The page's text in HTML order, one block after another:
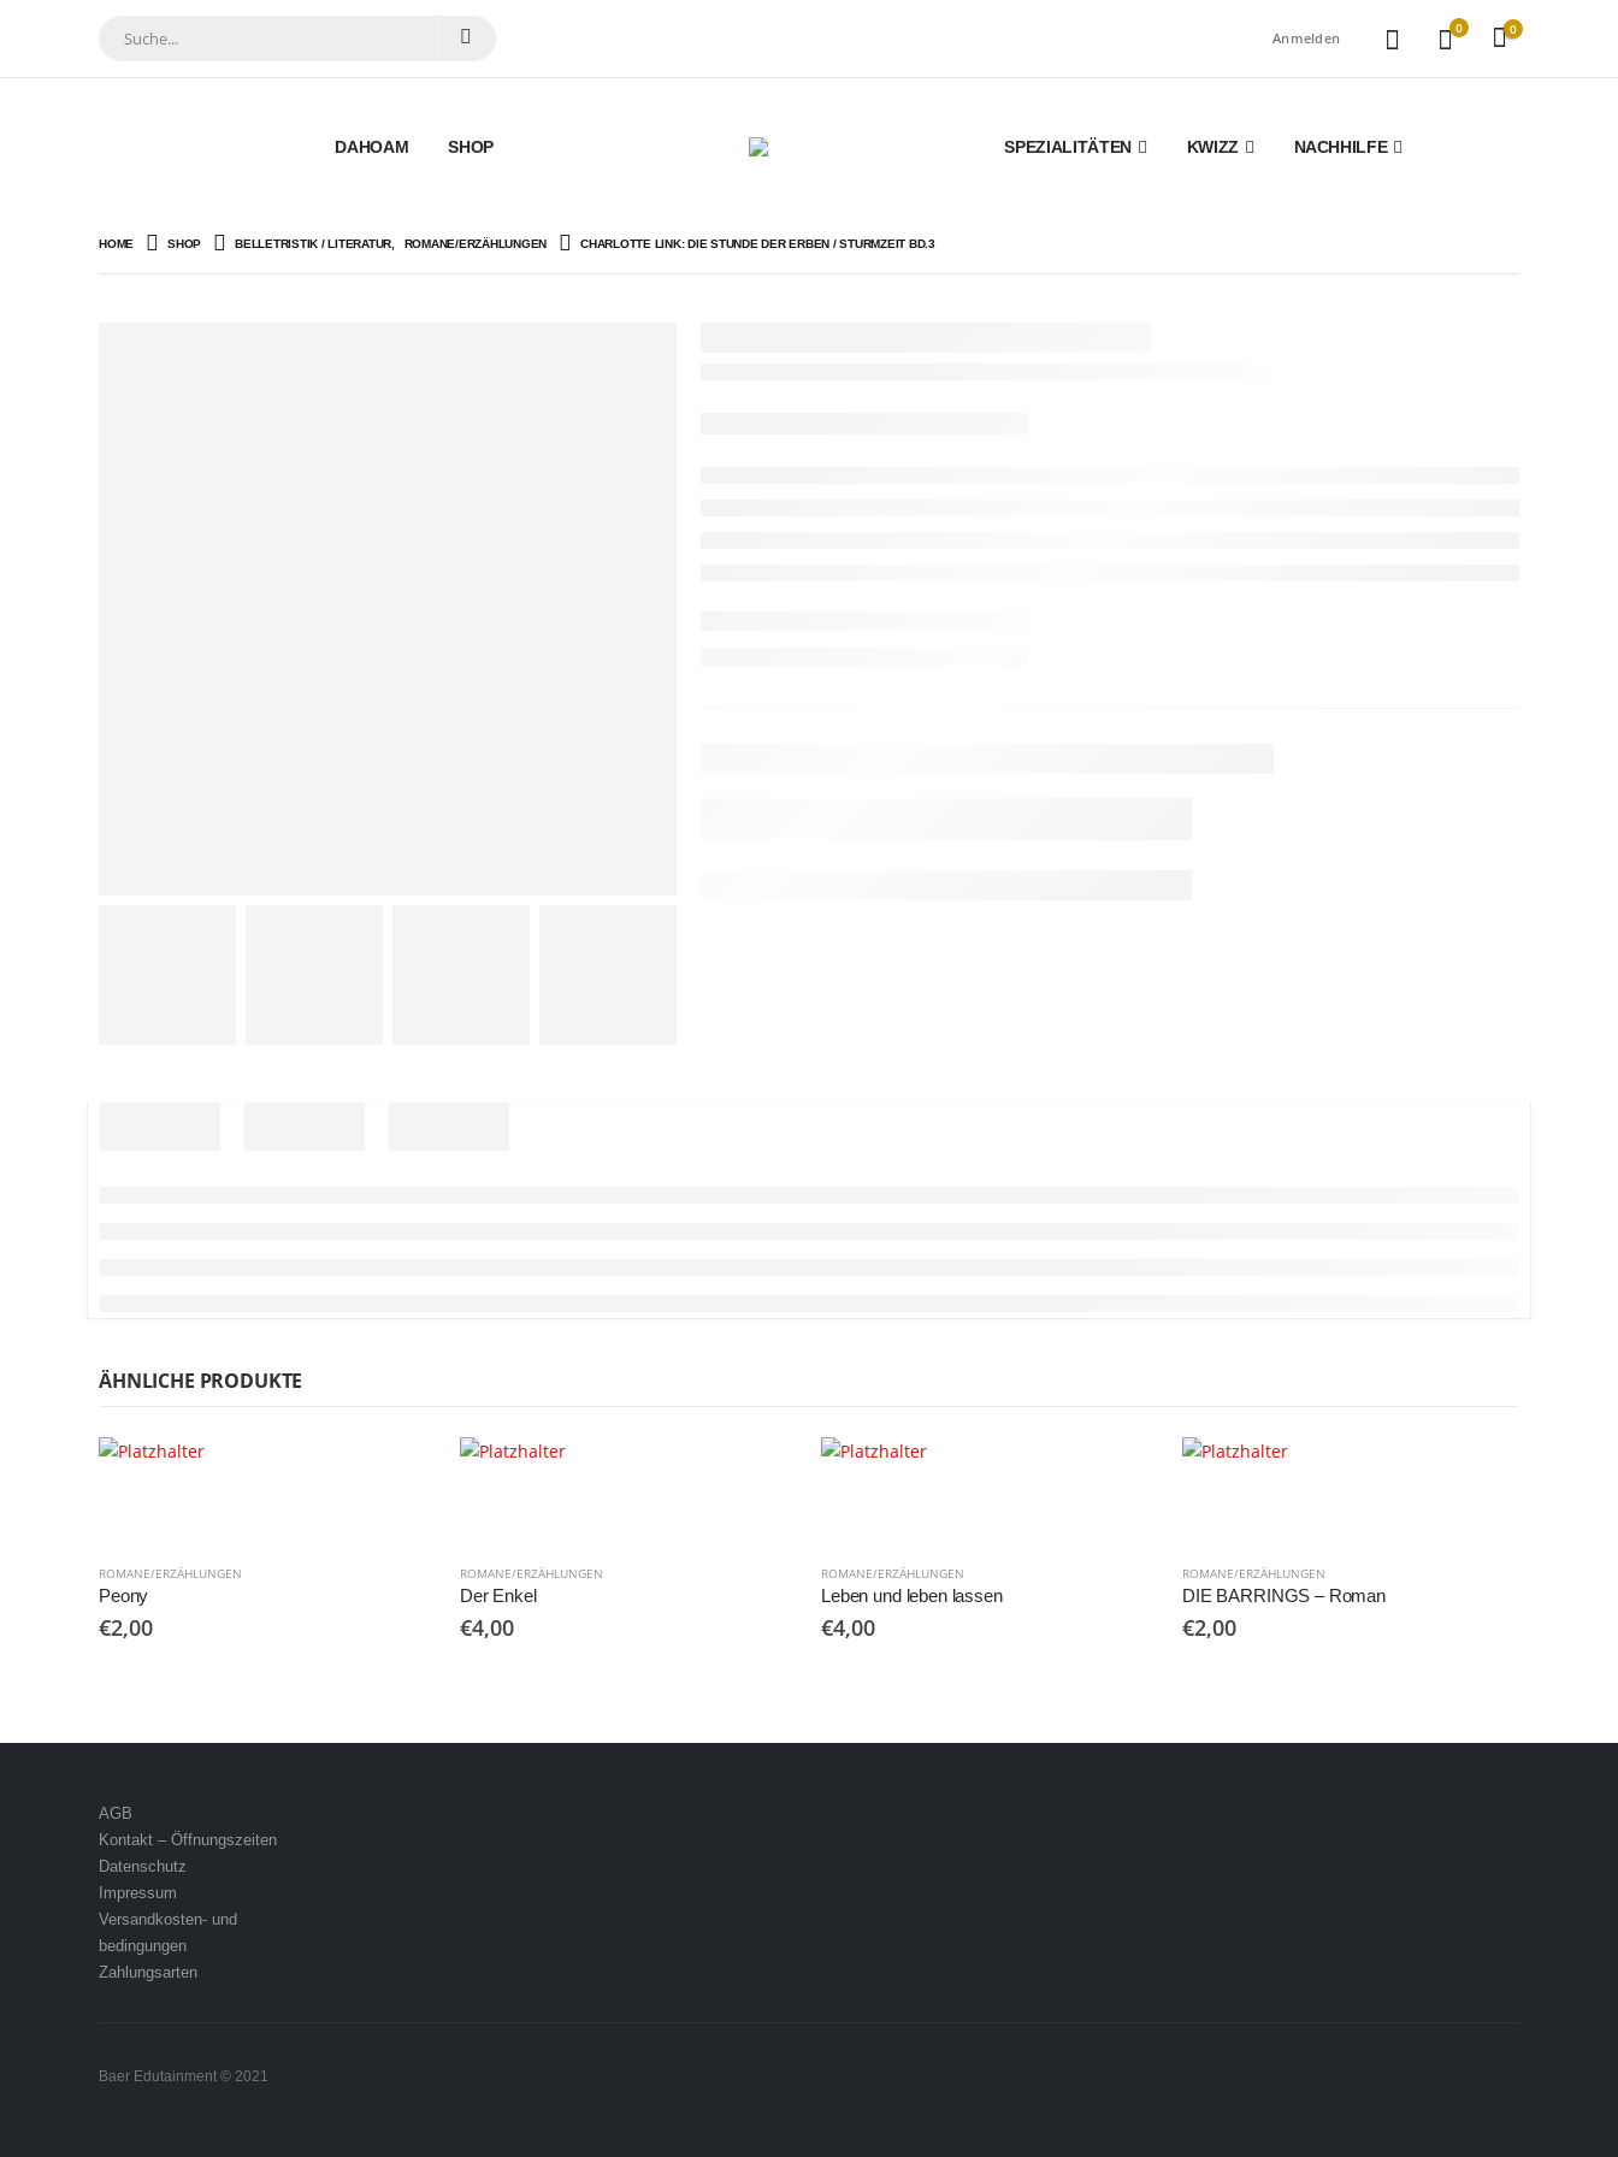
Anmelden
0 0
DAHOAM SHOP SPEZIALITÄTEN KWIZZ NACHHILFE
HOME SHOP BELLETRISTIK / LITERATUR ROMANE/ERZÄHLUNGEN CHARLOTTE LINK: DIE STUNDE DER ERBEN / STURMZEIT BD.3
ÄHNLICHE PRODUKTE
ROMANE/ERZÄHLUNGEN
Peony
€2,00
ROMANE/ERZÄHLUNGEN
Der Enkel
€4,00
ROMANE/ERZÄHLUNGEN
Leben und leben lassen
€4,00
ROMANE/ERZÄHLUNGEN
DIE BARRINGS – Roman
€2,00
AGB
Kontakt – Öffnungszeiten
Datenschutz
Impressum
Versandkosten- und
bedingungen
Zahlungsarten
Baer Edutainment © 2021